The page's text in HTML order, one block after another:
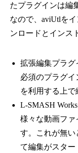
たプラグインは編
なので、aviUtlを
ンロードとインス
拡張編集プラグ
必須のプラグ
を利用する上で
L-SMASH
様々な動画ファ
す。これが無い
て編集がスター